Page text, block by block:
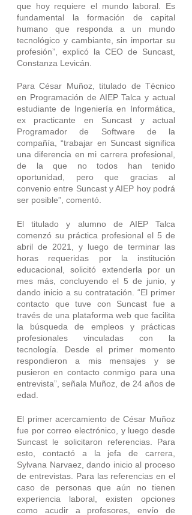
que hoy requiere el mundo laboral. Es
fundamental la formación de capital
humano que responda a un mundo
tecnológico y cambiante, sin importar su
profesión”, explicó la CEO de Suncast,
Constanza Levicán.
Para César Muñoz, titulado de Técnico
en Programación de AIEP Talca y actual
estudiante de Ingeniería en Informática,
ex practicante en Suncast y actual
Programador de Software de la
compañía, “trabajar en Suncast significa
una diferencia en mi carrera profesional,
de la que no todos han tenido
oportunidad, pero que gracias al
convenio entre Suncast y AIEP hoy podrá
ser posible”, comentó.
El titulado y alumno de AIEP Talca
comenzó su práctica profesional el 5 de
abril de 2021, y luego de terminar las
horas requeridas por la institución
educacional, solicitó extenderla por un
mes más, concluyendo el 5 de junio, y
dando inicio a su contratación. “El primer
contacto que tuve con Suncast fue a
través de una plataforma web que facilita
la búsqueda de empleos y prácticas
profesionales vinculadas con la
tecnología. Desde el primer momento
respondieron a mis mensajes y se
pusieron en contacto conmigo para una
entrevista”, señala Muñoz, de 24 años de
edad.
El primer acercamiento de César Muñoz
fue por correo electrónico, y luego desde
Suncast le solicitaron referencias. Para
esto, contactó a la jefa de carrera,
Sylvana Narvaez, dando inicio al proceso
de entrevistas. Para las referencias en el
caso de personas que aún no tienen
experiencia laboral, existen opciones
como acudir a profesores, envío de